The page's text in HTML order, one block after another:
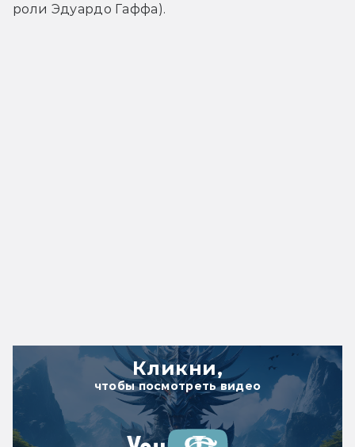
роли Эдуардо Гаффа).
Кликни,
чтобы посмотреть видео